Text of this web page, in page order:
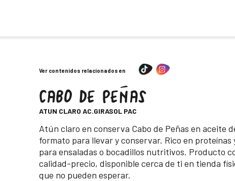
Ver contenidos relacionados en
CABO DE PEÑAS-
ATUN CLARO AC.GIRASOL PAC
Descripción
Atún claro en conserva Cabo de Peñas en aceite
formato para llevar y conservar. Rico en proteínas
para ensaladas o bocadillos nutritivos. Producto
calidad-precio, disponible cerca de ti en tienda
que no pueden esperar.